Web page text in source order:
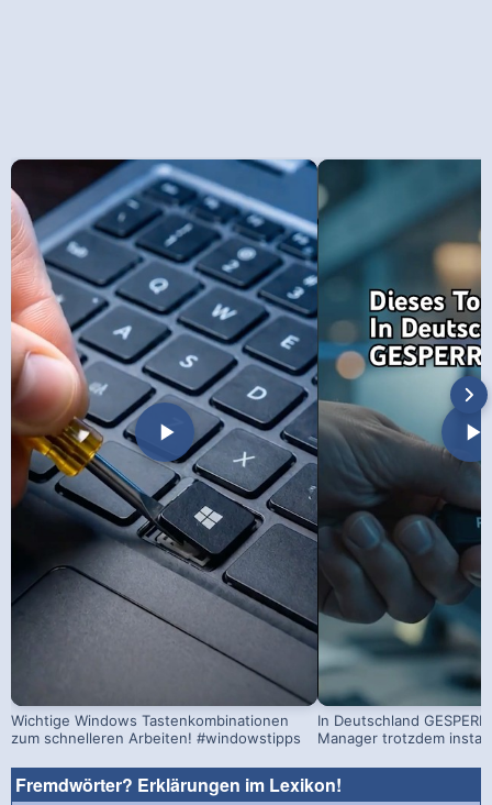
Wichtige Windows Tastenkombinationen
zum schnelleren Arbeiten! #windowstipps
In Deutschland
Manager trotzdem
Fremdwörter? Erklärungen im Lexikon!